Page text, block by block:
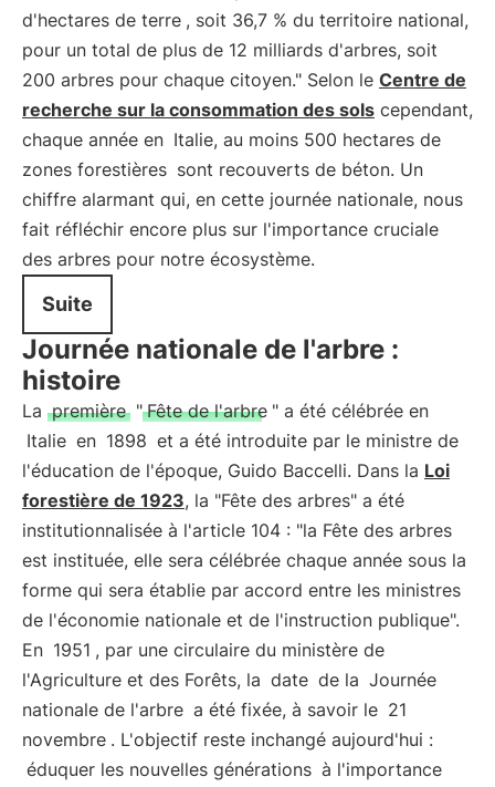
d'hectares de terre , soit 36,7 % du territoire national,
pour un total de plus de 12 milliards d'arbres, soit
200 arbres pour chaque citoyen." Selon le Centre de
recherche sur la consommation des sols cependant,
chaque année en Italie, au moins 500 hectares de
zones forestières sont recouverts de béton. Un
chiffre alarmant qui, en cette journée nationale, nous
fait réfléchir encore plus sur l'importance cruciale
des arbres pour notre écosystème.
Suite
Journée nationale de l'arbre :
histoire
La première " Fête de l'arbre " a été célébrée en
Italie en 1898 et a été introduite par le ministre de
l'éducation de l'époque, Guido Baccelli. Dans la Loi
forestière de 1923, la "Fête des arbres" a été
institutionnalisée à l'article 104 : "la Fête des arbres
est instituée, elle sera célébrée chaque année sous la
forme qui sera établie par accord entre les ministres
de l'économie nationale et de l'instruction publique".
En 1951 , par une circulaire du ministère de
l'Agriculture et des Forêts, la date de la Journée
nationale de l'arbre a été fixée, à savoir le 21
novembre . L'objectif reste inchangé aujourd'hui :
éduquer les nouvelles générations à l'importance